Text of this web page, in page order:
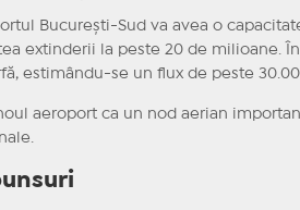
București-Sud va avea o
extinderii la peste 20 de milioane.
estimându-se un flux de peste
aeroport ca un nod aerian